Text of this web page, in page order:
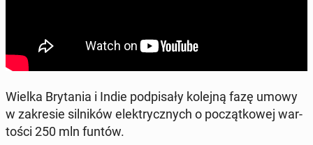
Wielka Bry­ta­nia i Indie pod­pi­sa­ły kolejną fazę umowy
w za­kre­sie sil­ni­ków elek­trycz­nych o po­cząt­ko­wej war­
to­ści 250 mln funtów.